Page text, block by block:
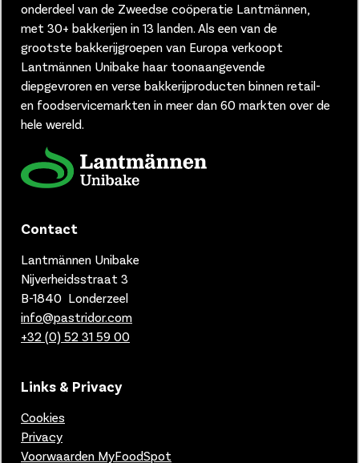
onderdeel van de Zweedse coöperatie Lantmännen,
met 30+ bakkerijen in 13 landen. Als een van de
grootste bakkerijgroepen van Europa verkoopt
Lantmännen Unibake haar toonaangevende
diepgevroren en verse bakkerijproducten binnen retail-
en foodservicemarkten in meer dan 60 markten over de
hele wereld.
Contact
Lantmännen Unibake
Nijverheidsstraat 3
B-1840 Londerzeel
info@pastridor.com
+32 (0) 52 31 59 00
Links & Privacy
Cookies
Privacy
Voorwaarden MyFoodSpot